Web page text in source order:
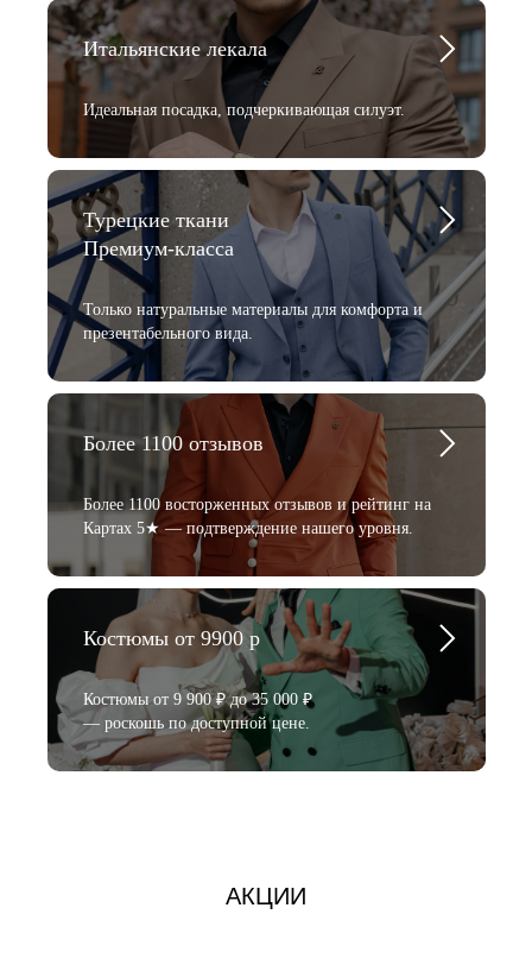
Итальянские лекала
Идеальная посадка, подчеркивающая силуэт.
Турецкие ткани
Премиум-класса
Только натуральные материалы для комфорта и
презентабельного вида.
Более 1100 отзывов
Более 1100 восторженных отзывов и рейтинг на
Картах 5★ — подтверждение нашего уровня.
Костюмы от 9900 р
Костюмы от 9 900 ₽ до 35 000 ₽
— роскошь по доступной цене.
АКЦИИ